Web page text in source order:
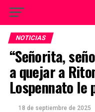
NOTICIAS
“Señorita,
a quejar a
Lospennato
18 de septiembre de 2025